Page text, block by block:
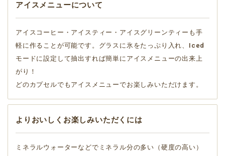
アイスメニューについて
アイスコーヒー・アイスティー・アイスグリーンティーも手
軽に作ることが可能です。グラスに氷をたっぷり入れ、Iced
モードに設定して抽出すれば簡単にアイスメニューの出来上
がり！
どのカプセルでもアイスメニューでお楽しみいただけます。
よりおいしくお楽しみいただくには
ミネラルウォーターなどでミネラル分の多い（硬度の高い）